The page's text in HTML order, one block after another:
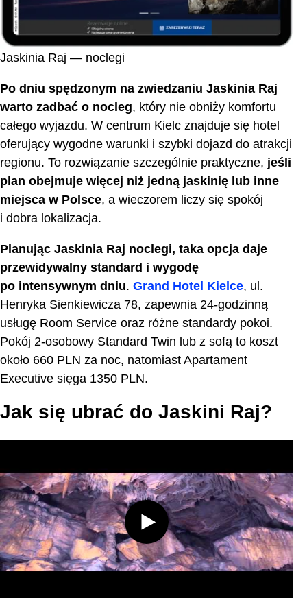
Jaskinia Raj — noclegi
Po dniu spędzonym na zwiedzaniu Jaskinia Raj
warto zadbać o nocleg, który nie obniży komfortu
całego wyjazdu. W centrum Kielc znajduje się hotel
oferujący wygodne warunki i szybki dojazd do atrakcji
regionu. To rozwiązanie szczególnie praktyczne, jeśli
plan obejmuje więcej niż jedną jaskinię lub inne
miejsca w Polsce, a wieczorem liczy się spokój
i dobra lokalizacja.
Planując Jaskinia Raj noclegi, taka opcja daje
przewidywalny standard i wygodę
po intensywnym dniu. Grand Hotel Kielce, ul.
Henryka Sienkiewicza 78, zapewnia 24-godzinną
usługę Room Service oraz różne standardy pokoi.
Pokój 2-osobowy Standard Twin lub z sofą to koszt
około 660 PLN za noc, natomiast Apartament
Executive sięga 1350 PLN.
Jak się ubrać do Jaskini Raj?